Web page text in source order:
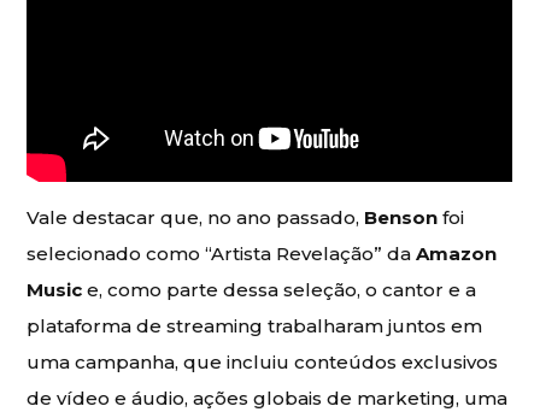
Vale destacar que, no ano passado, Benson foi
selecionado como “Artista Revelação” daAmazon
Music e, como parte dessa seleção, o cantor e a
plataforma de streaming trabalharam juntos em
uma campanha, que incluiu conteúdos exclusivos
de vídeo e áudio, ações globais de marketing, uma